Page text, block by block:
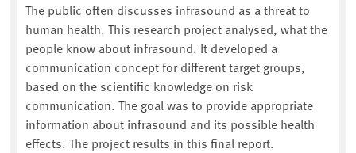
The public often discusses infrasound as a threat to
human health. This research project analysed, what the
people know about infrasound. It developed a
communication concept for different target groups,
based on the scientific knowledge on risk
communication. The goal was to provide appropriate
information about infrasound and its possible health
effects. The project results in this final report.